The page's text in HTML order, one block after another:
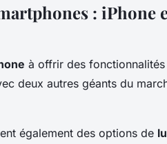
: iPhone
à offrir des
deux autres géants du
également des options de